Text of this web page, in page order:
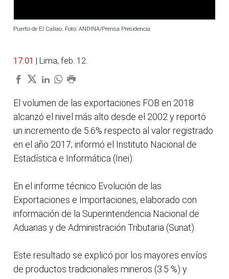
Puerto de El Callao. Foto: ANDINA/Prensa Presidencia
17:01 | Lima, feb. 12.
El volumen de las exportaciones FOB en 2018
alcanzó el nivel más alto desde el 2002 y reportó
un incremento de 5.6% respecto al valor registrado
en el año 2017; informó el Instituto Nacional de
Estadística e Informática (Inei).
En el informe técnico Evolución de las
Exportaciones e Importaciones, elaborado con
información de la Superintendencia Nacional de
Aduanas y de Administración Tributaria (Sunat).
Este resultado se explicó por los mayores envíos
de productos tradicionales mineros (3.5 %) y